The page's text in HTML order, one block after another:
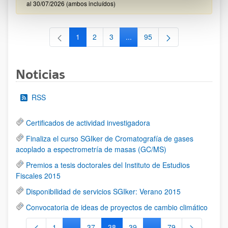
al 30/07/2026 (ambos incluídos)
Página
1 Página
2 Página
3 ...Páginas intermedias Use TAB
Página
95
Noticias
RSS
Certificados de actividad investigadora
Finaliza el curso SGIker de Cromatografía de gases
acoplado a espectrometría de masas (GC/MS)
Premios a tesis doctorales del Instituto de Estudios
Fiscales 2015
Disponibilidad de servicios SGIker: Verano 2015
Convocatoria de ideas de proyectos de cambio climático